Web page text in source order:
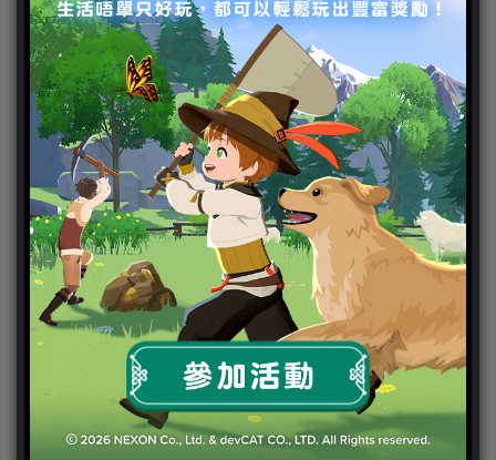
官方虛寶
家用遊戲
3DS
PC
PS VITA
PS3
PS4
PSP
Wii
Wiiu
XBOX ONE
Android